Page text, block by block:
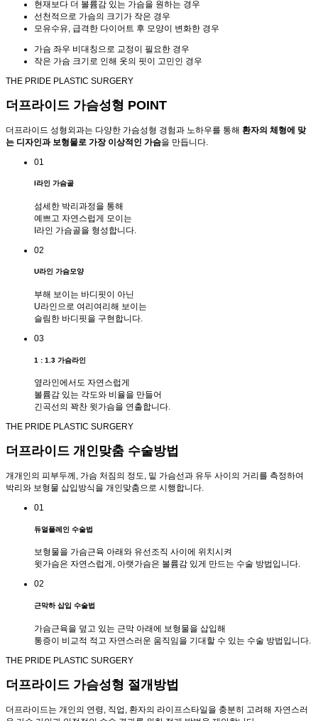
현재보다 더 볼륨감 있는 가슴을 원하는 경우
선천적으로 가슴의 크기가 작은 경우
모유수유, 급격한 다이어트 후 모양이 변화한 경우
가슴 좌우 비대칭으로 교정이 필요한 경우
작은 가슴 크기로 인해 옷의 핏이 고민인 경우
THE PRIDE PLASTIC SURGERY
더프라이드 가슴성형 POINT
더프라이드 성형외과는 다양한 가슴성형 경험과 노하우를 통해 환자의 체형에 맞
는 디자인과 보형물로 가장 이상적인 가슴을 만듭니다.
01
I라인 가슴골
섬세한 박리과정을 통해
예쁘고 자연스럽게 모이는
I라인 가슴골을 형성합니다.
02
U라인 가슴모양
부해 보이는 바디핏이 아닌
U라인으로 여리여리해 보이는
슬림한 바디핏을 구현합니다.
03
1 : 1.3 가슴라인
옆라인에서도 자연스럽게
볼륨감 있는 각도와 비율을 만들어
긴곡선의 꽉찬 윗가슴을 연출합니다.
THE PRIDE PLASTIC SURGERY
더프라이드 개인맞춤 수술방법
개개인의 피부두께, 가슴 처짐의 정도, 밑 가슴선과 유두 사이의 거리를 측정하여
박리와 보형물 삽입방식을 개인맞춤으로 시행합니다.
01
듀얼플레인 수술법
보형물을 가슴근육 아래와 유선조직 사이에 위치시켜
윗가슴은 자연스럽게, 아랫가슴은 볼륨감 있게 만드는 수술 방법입니다.
02
근막하 삽입 수술법
가슴근육을 덮고 있는 근막 아래에 보형물을 삽입해
통증이 비교적 적고 자연스러운 움직임을 기대할 수 있는 수술 방법입니다.
THE PRIDE PLASTIC SURGERY
더프라이드 가슴성형 절개방법
더프라이드는 개인의 연령, 직업, 환자의 라이프스타일을 충분히 고려해 자연스러